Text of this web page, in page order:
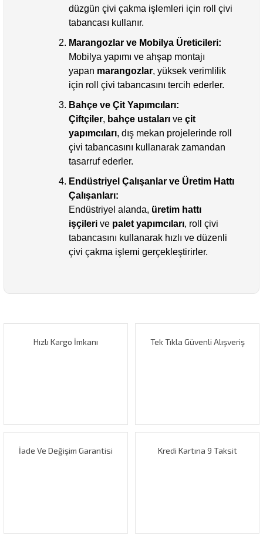
düzgün çivi çakma işlemleri için roll çivi
tabancası kullanır.
Marangozlar ve Mobilya Üreticileri:
Mobilya yapımı ve ahşap montajı
yapan marangozlar, yüksek verimlilik
için roll çivi tabancasını tercih ederler.
Bahçe ve Çit Yapımcıları:
Çiftçiler, bahçe ustaları ve çit
yapımcıları, dış mekan projelerinde roll
çivi tabancasını kullanarak zamandan
tasarruf ederler.
Endüstriyel Çalışanlar ve Üretim Hattı
Çalışanları:
Endüstriyel alanda, üretim hattı
işçileri ve palet yapımcıları, roll çivi
tabancasını kullanarak hızlı ve düzenli
çivi çakma işlemi gerçekleştirirler.
Görüş ve önerileriniz için teşekkür ederiz.
Hızlı Kargo İmkanı Tek Tıkla Güvenli Alışveriş
İade Ve Değişim Garantisi Kredi Kartına 9 Taksit